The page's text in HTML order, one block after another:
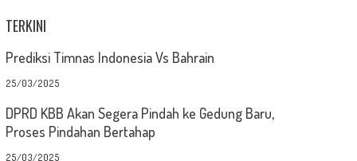
TERKINI
Prediksi Timnas Indonesia Vs Bahrain
25/03/2025
DPRD KBB Akan Segera Pindah ke Gedung Baru,
Proses Pindahan Bertahap
25/03/2025